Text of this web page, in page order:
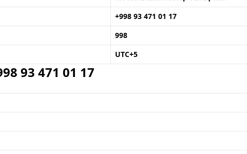
+998 93 471 01 17
998
UTC+5
93 471 01 17